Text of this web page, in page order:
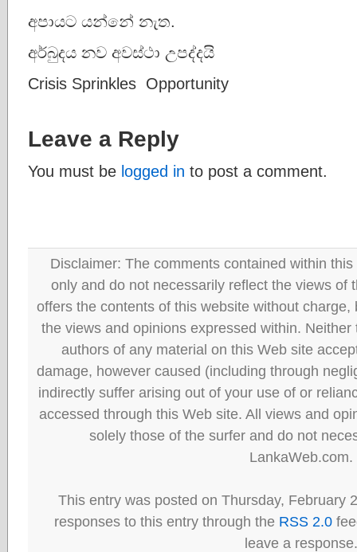
අපායට යන්නේ නැත.
අර්බුදය නව අවස්ථා උපද්දයි
Crisis Sprinkles Opportunity
Leave a Reply
You must be logged in to post a comment.
Disclaimer: The comments contained within
only and do not necessarily reflect the views of
offers the contents of this website without
the views and opinions expressed within.
authors of any material on this Web site
damage, however caused (including through
indirectly suffer arising out of your use of or
accessed through this Web site. All views and
solely those of the surfer and do not
LankaWeb.com.
This entry was posted on Thursday, February
responses to this entry through the RSS 2.0
leave a response.